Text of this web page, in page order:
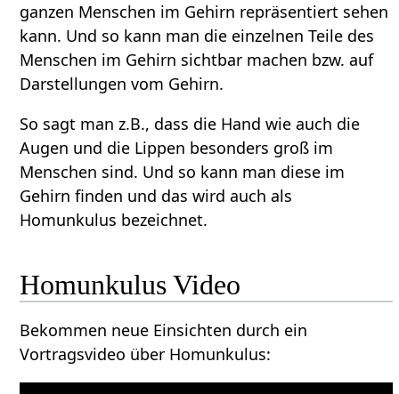
ganzen Menschen im Gehirn repräsentiert sehen
kann. Und so kann man die einzelnen Teile des
Menschen im Gehirn sichtbar machen bzw. auf
Darstellungen vom Gehirn.
So sagt man z.B., dass die Hand wie auch die
Augen und die Lippen besonders groß im
Menschen sind. Und so kann man diese im
Gehirn finden und das wird auch als
Homunkulus bezeichnet.
Homunkulus Video
Bekommen neue Einsichten durch ein
Vortragsvideo über Homunkulus: